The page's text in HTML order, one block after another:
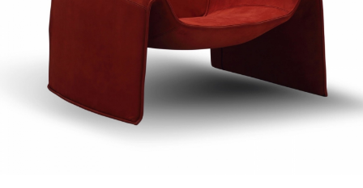
Upholstered bed
小件 新产品